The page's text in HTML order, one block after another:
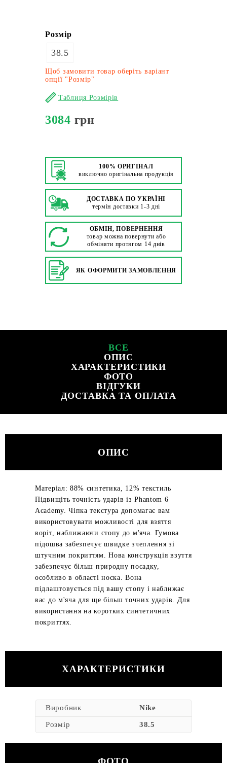
Розмір
38.5
Щоб замовити товар оберіть варіант
опції "Розмір"
Таблиця Розмірів
3084 грн
100% ОРИГІНАЛ
виключно оригінальна продукція
ДОСТАВКА ПО УКРАЇНІ
термін доставки 1-3 дні
ОБМІН, ПОВЕРНЕННЯ
товар можна повернути або
обміняти протягом 14 днів
ЯК ОФОРМИТИ ЗАМОВЛЕННЯ
ВСЕ
ОПИС
ХАРАКТЕРИСТИКИ
ФОТО
ВІДГУКИ
ДОСТАВКА ТА ОПЛАТА
ОПИС
Матеріал: 88% синтетика, 12% текстиль
Підвищіть точність ударів із Phantom 6
Academy. Чіпка текстура допомагає вам
використовувати можливості для взяття
воріт, наближаючи стопу до м'яча. Гумова
підошва забезпечує швидке зчеплення зі
штучним покриттям. Нова конструкція взуття
забезпечує більш природну посадку,
особливо в області носка. Вона
підлаштовується під вашу стопу і наближає
вас до м'яча для ще більш точних ударів. Для
використання на коротких синтетичних
покриттях.
ХАРАКТЕРИСТИКИ
Виробник Nike
Розмір 38.5